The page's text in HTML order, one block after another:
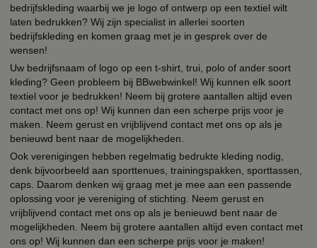
bedrijfskleding waarbij we je logo of ontwerp op een textiel wilt
laten bedrukken? Wij zijn specialist in allerlei soorten
bedrijfskleding en komen graag met je in gesprek over de
wensen!
Uw bedrijfsnaam of logo op een t-shirt, trui, polo of ander soort
kleding? Geen probleem bij BBwebwinkel! Wij kunnen elk soort
textiel voor je bedrukken! Neem bij grotere aantallen altijd even
contact met ons op! Wij kunnen dan een scherpe prijs voor je
maken. Neem gerust en vrijblijvend contact met ons op als je
benieuwd bent naar de mogelijkheden.
Ook verenigingen hebben regelmatig bedrukte kleding nodig,
denk bijvoorbeeld aan sporttenues, trainingspakken, sporttassen,
caps. Daarom denken wij graag met je mee aan een passende
oplossing voor je vereniging of stichting. Neem gerust en
vrijblijvend contact met ons op als je benieuwd bent naar de
mogelijkheden. Neem bij grotere aantallen altijd even contact met
ons op! Wij kunnen dan een scherpe prijs voor je maken!